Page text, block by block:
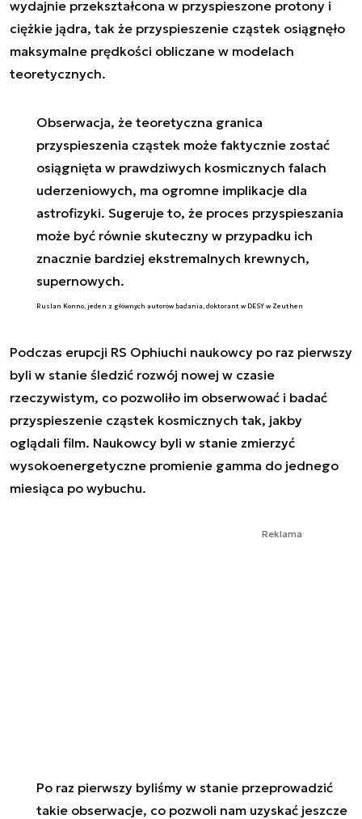
wydajnie przekształcona w przyspieszone protony i
ciężkie jądra, tak że przyspieszenie cząstek osiągnęło
maksymalne prędkości obliczane w modelach
teoretycznych.
Obserwacja, że teoretyczna granica
przyspieszenia cząstek może faktycznie zostać
osiągnięta w prawdziwych kosmicznych falach
uderzeniowych, ma ogromne implikacje dla
astrofizyki. Sugeruje to, że proces przyspieszania
może być równie skuteczny w przypadku ich
znacznie bardziej ekstremalnych krewnych,
supernowych.
Ruslan Konno, jeden z głównych autorów badania, doktorant w DESY w Zeuthen
Podczas erupcji RS Ophiuchi naukowcy po raz pierwszy
byli w stanie śledzić rozwój nowej w czasie
rzeczywistym, co pozwoliło im obserwować i badać
przyspieszenie cząstek kosmicznych tak, jakby
oglądali film. Naukowcy byli w stanie zmierzyć
wysokoenergetyczne promienie gamma do jednego
miesiąca po wybuchu.
Reklama
Po raz pierwszy byliśmy w stanie przeprowadzić
takie obserwacje, co pozwoli nam uzyskać jeszcze